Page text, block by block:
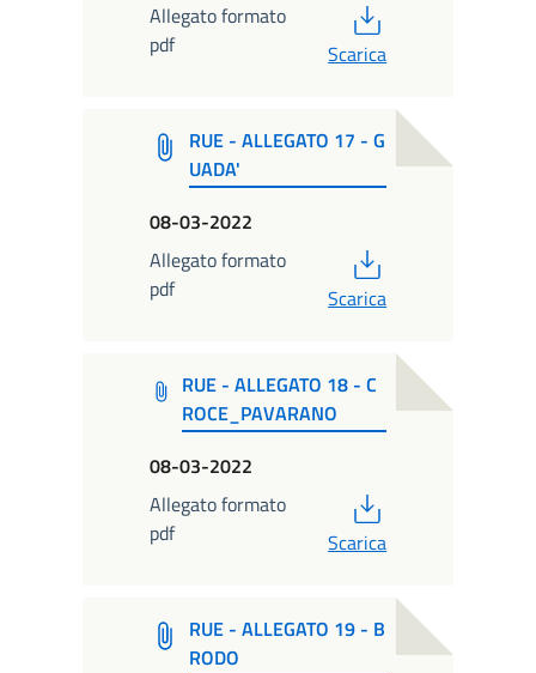
Allegato formato
pdf
Scarica
RUE - ALLEGATO 17 - G
UADA'
08-03-2022
Allegato formato
pdf
Scarica
RUE - ALLEGATO 18 - C
ROCE_PAVARANO
08-03-2022
Allegato formato
pdf
Scarica
RUE - ALLEGATO 19 - B
RODO